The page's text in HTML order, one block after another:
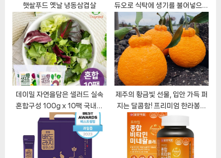
햇쌀푸드 옛날 냉동삼겹살
듀오로 식탁에 생기를 불어넣으세
요
데이밀 자연을담은 샐러드 실속
혼합구성 100g x 10팩 국내산
야채믹스 드레싱없음
제주의 황금빛 선물, 입안 가득 퍼
지는 달콤함! 프리미엄 한라봉을
만나보세요.